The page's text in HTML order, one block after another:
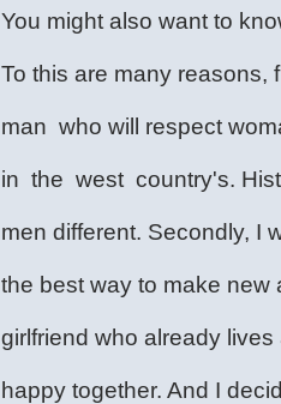
You might also want to
To this are many reasons,
man who will respect
in the west country's.
men different. Secondly, I
the best way to make
girlfriend who already
happy together. And I